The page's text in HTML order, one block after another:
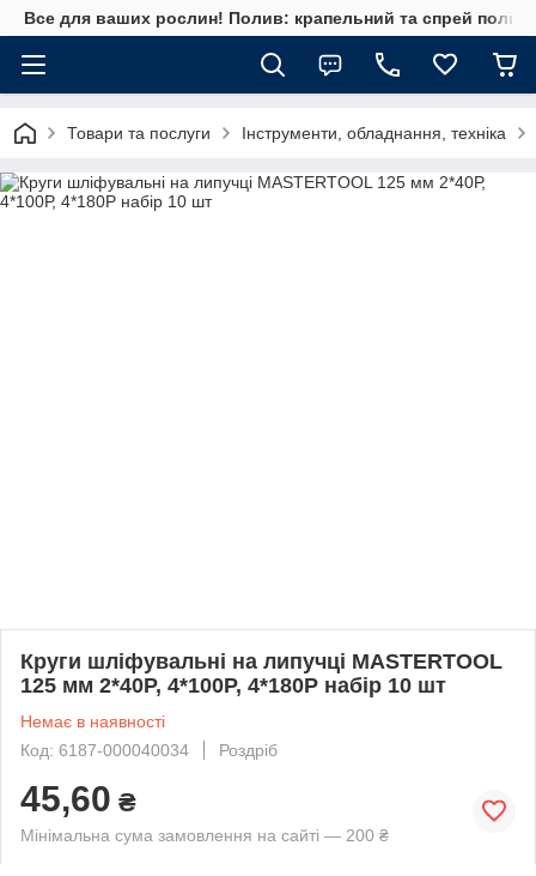
Все для ваших рослин! Полив: крапельний та спрей полив,
Товари та послуги Інструменти, обладнання, техніка
Круги шліфувальні на липучці MASTERTOOL
125 мм 2*40Р, 4*100Р, 4*180Р набір 10 шт
Немає в наявності
Код: 6187-000040034
Роздріб
45,60 ₴
Мінімальна сума замовлення на сайті — 200 ₴